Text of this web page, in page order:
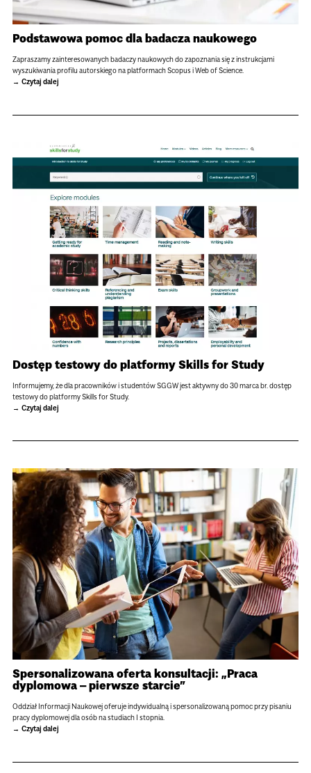
Podstawowa pomoc dla badacza naukowego
Zapraszamy zainteresowanych badaczy naukowych do zapoznania się z instrukcjami
wyszukiwania profilu autorskiego na platformach Scopus i Web of Science.
Czytaj dalej
Dostęp testowy do platformy Skills for Study
Informujemy, że dla pracowników i studentów SGGW jest aktywny do 30 marca br. dostęp
testowy do platformy Skills for Study.
Czytaj dalej
Spersonalizowana oferta konsultacji: „Praca
dyplomowa – pierwsze starcie”
Oddział Informacji Naukowej oferuje indywidualną i spersonalizowaną pomoc przy pisaniu
pracy dyplomowej dla osób na studiach I stopnia.
Czytaj dalej